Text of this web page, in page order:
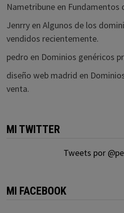
Nametribuneen Fundamentos
Jenrryen Algunos de los
vendidos recientemente.
pedro en Dominios genéricos
diseño web madrid en
venta.
MI TWITTER
Tweets por
MI FACEBOOK